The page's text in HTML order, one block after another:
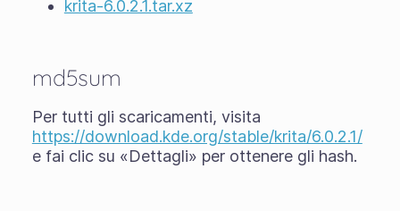
krita-6.0.2.1.tar.xz
md5sum
Per tutti gli scaricamenti, visita
https://download.kde.org/stable/krita/6.0.2.1/
e fai clic su «Dettagli» per ottenere gli hash.